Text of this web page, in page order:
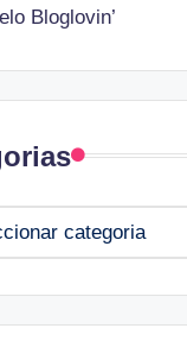
Bloglovin’